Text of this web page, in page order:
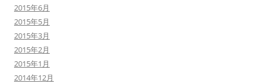
2015年6月
2015年5月
2015年3月
2015年2月
2015年1月
2014年12月